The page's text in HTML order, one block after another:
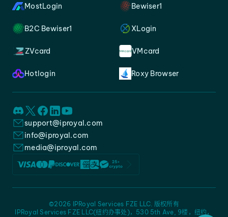
MostLogin Bewiser1
B2C Bewiser1 XLogin
ZVcard VMcard
Hotlogin Roxy Browser
support@iproyal.com
info@iproyal.com
media@iproyal.com
IPRoyal Services FZE LLC(纽约办事处)，530 5th Ave, 9楼，纽约，
©2026 IPRoyal Services FZE LLC. 版权所有